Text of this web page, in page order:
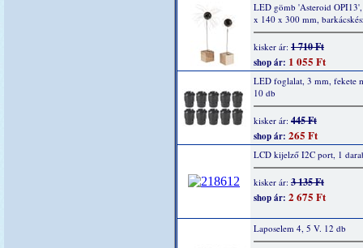
LED gömb 'Asteroid
x 140 x 300 mm,
kisker ár: 1 710 Ft
shop ár: 1 055 Ft
LED foglalat, 3 mm, fekete
10 db
kisker ár: 445 Ft
shop ár: 265 Ft
LCD kijelző I2C port, 1
kisker ár: 3 135 Ft
shop ár: 2 675 Ft
Laposelem 4, 5 V. 12 db